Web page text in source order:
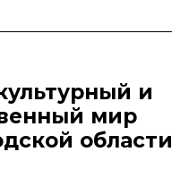
и
мир
области